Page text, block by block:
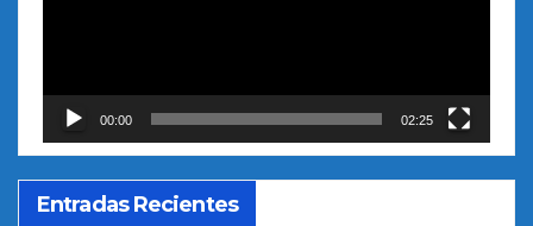
00:00 02:25
Entradas Recientes